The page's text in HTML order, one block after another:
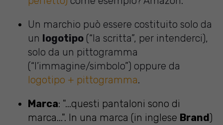
Un marchio può essere costituito solo da
un logotipo (“la scritta”, per intenderci),
solo da un pittogramma
(“l’immagine/simbolo”) oppure da
logotipo + pittogramma.
Marca: "...questi pantaloni sono di
marca...". In una marca (in inglese Brand)